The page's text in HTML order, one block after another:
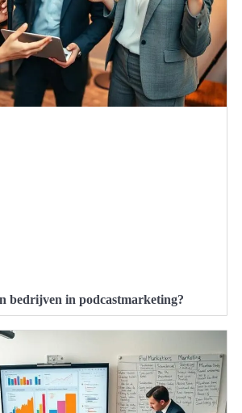
bedrijven in podcastmarketing?